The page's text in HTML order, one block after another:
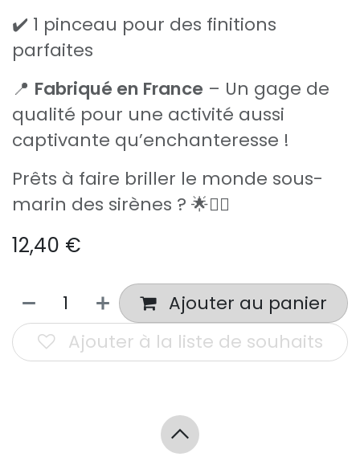
✔️ 1 pinceau pour des finitions
parfaites
📍 Fabriqué en France – Un gage de
qualité pour une activité aussi
captivante qu’enchanteresse !
Prêts à faire briller le monde sous-
marin des sirènes ? 🌟🧜‍♀️
12,40 €
Ajouter au panier
Ajouter à la liste de souhaits